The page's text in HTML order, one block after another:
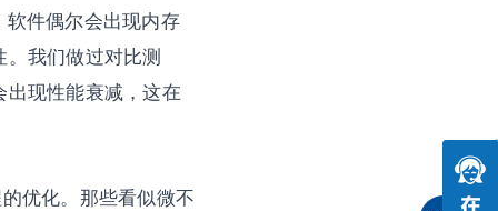
件偶尔会出现内存
我们做过对比测
现性能衰减，这在
优化。那些看似微不